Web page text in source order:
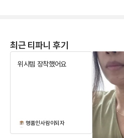
최근 티파니 후기
위시템 장착했어요
명품인사람이되자